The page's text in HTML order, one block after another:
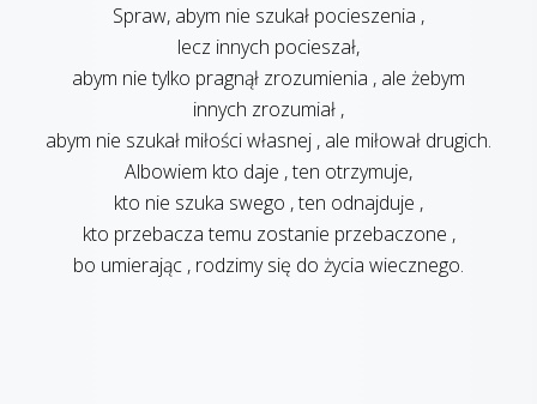
Spraw, abym nie szukał pocieszenia ,
lecz innych pocieszał,
abym nie tylko pragnął zrozumienia , ale żebym
innych zrozumiał ,
abym nie szukał miłości własnej , ale miłował drugich.
Albowiem kto daje , ten otrzymuje,
kto nie szuka swego , ten odnajduje ,
kto przebacza temu zostanie przebaczone ,
bo umierając , rodzimy się do życia wiecznego.